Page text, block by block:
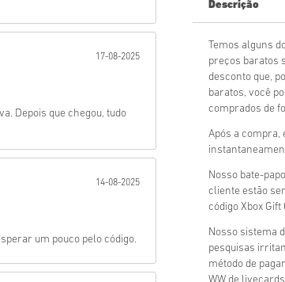
17-08-2025
Depois que chegou, tudo
14-08-2025
um pouco pelo código.
Descrição
Temos alguns
preços baratos
desconto que,
baratos, você
comprados de
Após a compra,
Nosso bate-
cliente estão
código Xbox Gift
Nosso sistema
pesquisas
método de